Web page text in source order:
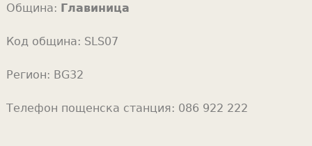
Община: Главиница
Код община: SLS07
Регион: BG32
Телефон пощенска станция: 086 922 222